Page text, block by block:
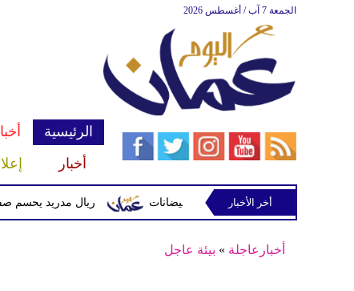
الجمعة 7 آب / أغسطس 2026
الرئيسية
أخبار
ريال مدريد يحسم صفقة من أمطار غزيرة وفيضانات
أخر الأخبار
أخبارعاجلة » بيئة عاجل